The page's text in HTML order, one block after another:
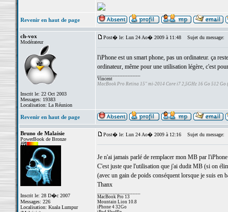
Revenir en haut de page
ch-vox
Modérateur
Inscrit le: 22 Oct 2003
Messages: 19383
Localisation: La Réunion
Post� le: Lun 24 Ao� 2009 à 11:48 Sujet du message:
l'iPhone est un smart phone, pas un ordinateur. ça
ordinateur, même pour une utilisation légère, c'est
Vincent
MacBook Pro Retina 15" mi-2014 Core i7 2,5GHz 16 Go 512 Go
Revenir en haut de page
Bruno de Malaisie
PowerBook de Bronze
Inscrit le: 28 D�c 2007
Messages: 226
Localisation: Kuala Lumpur
Post� le: Lun 24 Ao� 2009 à 12:16 Sujet du message:
Je n'ai jamais parlé de remplacer mon MB par
C'est juste que l'utilisation que j'ai dudit MB (si on
(avec un gain de poids conséquent lorsque je suis en
Thanx
MacBook Pro 13
Mountain Lion 10.8
iPhone 4 32Go